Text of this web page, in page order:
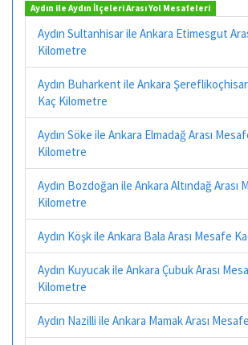
Aydın ile Aydın İlçeleri Arası Yol Mesafeleri
Aydın Sultanhisar ile Ankara Etimesgut
Kilometre
Aydın Buharkent ile Ankara
Kaç Kilometre
Aydın Söke ile Ankara Elmadağ Arası
Kilometre
Aydın Bozdoğan ile Ankara Altındağ Arası
Kilometre
Aydın Köşk ile Ankara Bala Arası Mesafe
Aydın Kuyucak ile Ankara Çubuk Arası
Kilometre
Aydın Nazilli ile Ankara Mamak Arası